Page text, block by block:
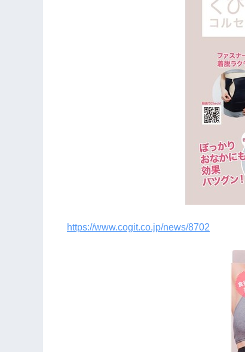
https://www.cogit.co.jp/news/8702